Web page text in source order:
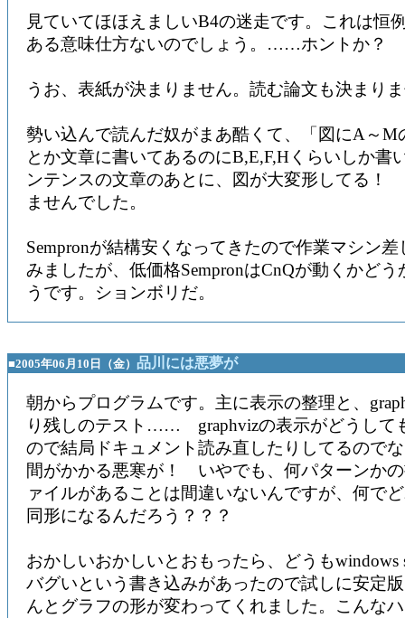
見ていてほほえましいB4の迷走です。これは恒
ある意味仕方ないのでしょう。……ホントか？
うお、表紙が決まりません。読む論文も決まり
勢い込んで読んだ奴がまあ酷くて、「図にA～
とか文章に書いてあるのにB,E,F,Hくらいしか
ンテンスの文章のあとに、図が大変形してる！
ませんでした。
Sempronが結構安くなってきたので作業マシン
みましたが、低価格SempronはCnQが動くかど
うです。ションボリだ。
■2005年06月10日（金） 品川には悪夢が
朝からプログラムです。主に表示の整理と、
り残しのテスト…… graphvizの表示がどうして
ので結局ドキュメント読み直したりしてるので
間がかかる悪寒が！ いやでも、何パターンか
ァイルがあることは間違いないんですが、何で
同形になるんだろう？？？
おかしいおかしいとおもったら、どうもwindows
バグいという書き込みがあったので試しに安定
んとグラフの形が変わってくれました。こんな